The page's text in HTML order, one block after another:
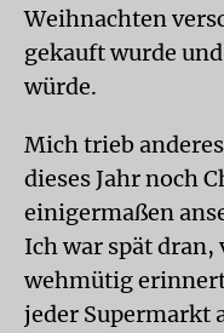
Weihnachten
gekauft wurde
würde.
Mich trieb
dieses Jahr noch
einigermaßen
Ich war spät dran,
wehmütig
jeder Supermarkt